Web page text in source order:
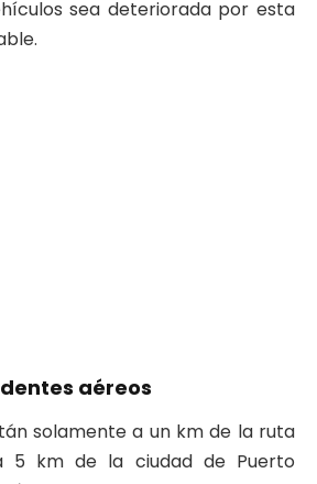
sea deteriorada por esta
aéreos
solamente a un km de la ruta
5 km de la ciudad de Puerto